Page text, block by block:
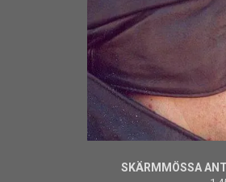
SKÄRMMÖSSA